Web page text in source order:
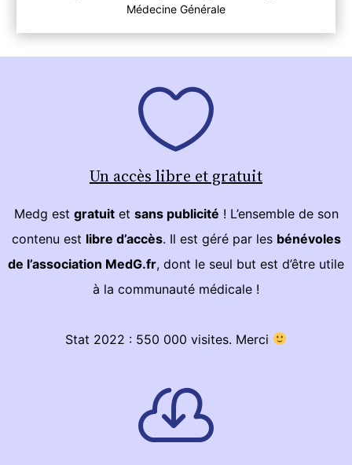
Médecine Générale
Un accès libre et gratuit
Medg est gratuitet sans publicité ! L’ensemble de son
contenu est libre d’accès. Il est géré par les bénévoles
de l’association MedG.fr, dont le seul but est d’être utile
à la communauté médicale !
Stat 2022 : 550 000 visites. Merci